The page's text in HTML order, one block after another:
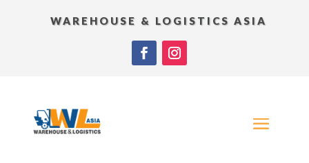
WAREHOUSE & LOGISTICS ASIA